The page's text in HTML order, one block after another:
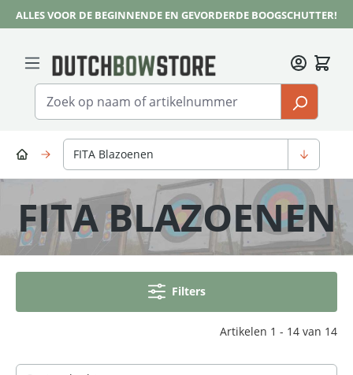
Ga naar de hoofdinhoud
ALLES VOOR DE BEGINNENDE EN GEVORDERDE BOOGSCHUTTER!
FITA Blazoenen
FITA BLAZOENEN
Filters
Artikelen 1 - 14 van 14